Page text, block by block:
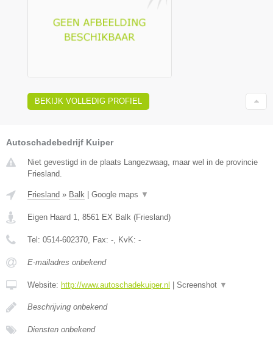
BEKIJK VOLLEDIG PROFIEL
Autoschadebedrijf Kuiper
Niet gevestigd in de plaats Langezwaag, maar wel in de provincie
Friesland.
Friesland » Balk | Google maps ▼
Eigen Haard 1 8561 EX Balk (Friesland)
Tel: 0514-602370 , Fax: - , KvK: -
E-mailadres onbekend
Website: http://www.autoschadekuiper.nl | Screenshot ▼
Beschrijving onbekend
Diensten onbekend